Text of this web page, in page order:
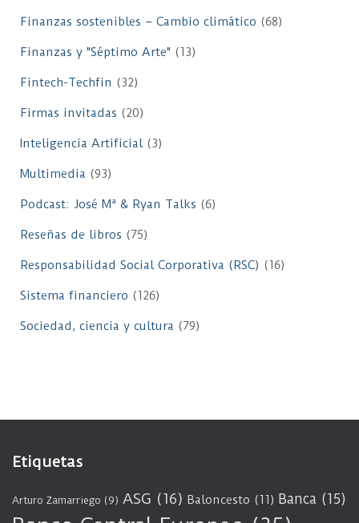
Finanzas sostenibles – Cambio climático (68)
Finanzas y "Séptimo Arte" (13)
Fintech-Techfin (32)
Firmas invitadas (20)
Inteligencia Artificial(3)
Multimedia (93)
Podcast: José Mª & Ryan Talks (6)
Reseñas de libros (75)
Responsabilidad Social Corporativa (RSC) (16)
Sistema financiero (126)
Sociedad, ciencia y cultura (79)
Etiquetas
Arturo Zamarriego (9) ASG (16) Baloncesto (11) Banca (15)